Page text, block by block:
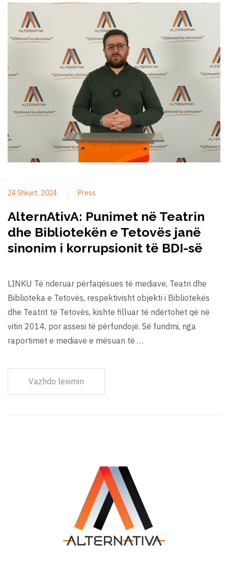
24 Shkurt, 2024 Press
AlternAtivA: Punimet në Teatrin
dhe Bibliotekën e Tetovës janë
sinonim i korrupsionit të BDI-së
LINKU Të nderuar përfaqësues të mediave, Teatri dhe
Biblioteka e Tetovës, respektivisht objekti i Bibliotekës
dhe Teatrit të Tetovës, kishte filluar të ndërtohet që në
vitin 2014, por assesi të përfundojë. Së fundmi, nga
raportimet e mediave e mësuan të …
Vazhdo leximin